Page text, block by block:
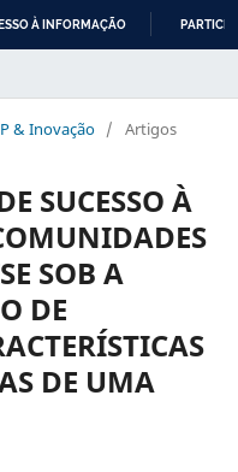
À INFORMAÇÃO
& Inovação / Artigos
SUCESSO À
SOB A
DE
DE UMA